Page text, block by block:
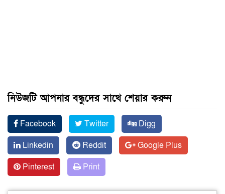
নিউজটি আপনার বন্ধুদের সাথে শেয়ার করুন
Facebook Twitter
Digg
Linkedin
Reddit
Google Plus
Pinterest
Print